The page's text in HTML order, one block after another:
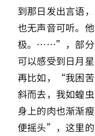
到那日发出言语
也无声音可听。
极。……”，部分
可以感受到日月
再比如，“我困
斜而去，我如蝗
身上的肉也渐渐
便摇头”，这里